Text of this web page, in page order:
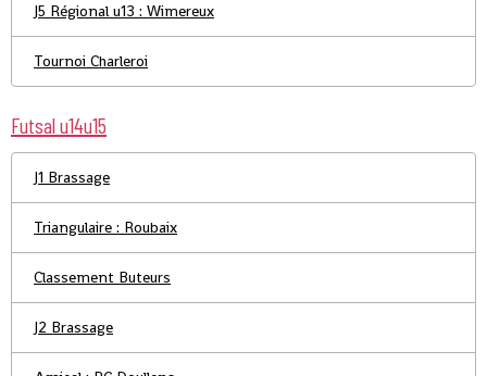
J5 Régional u13 : Wimereux
Tournoi Charleroi
Futsal u14u15
J1 Brassage
Triangulaire : Roubaix
Classement Buteurs
J2 Brassage